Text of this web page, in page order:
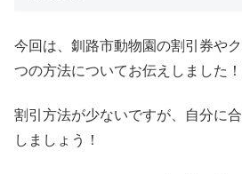
今回は、釧路市動物園の割引券や
つの方法についてお伝えしました！
割引方法が少ないですが、自分に
しましょう！